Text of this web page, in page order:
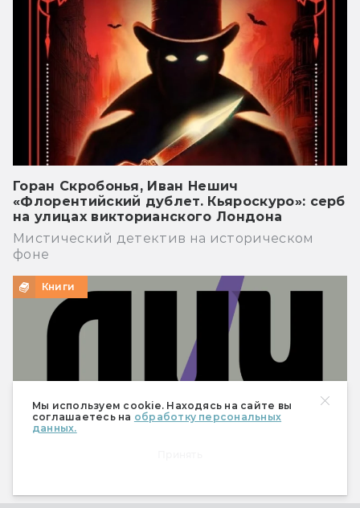
Мы используем cookie. Находясь на сайте вы
соглашаетесь на обработку персональных
данных.
Горан Скробонья, Иван Нешич
«Флорентийский дублет. Кьяроскуро»: серб
на улицах викторианского Лондона
Мистический детектив на историческом
фоне
Книги